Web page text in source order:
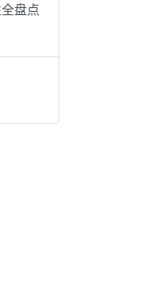
盘点